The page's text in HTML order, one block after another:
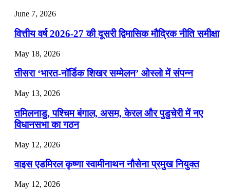
July 25, 2026
📝 डेली करेंट अफेयर्स: 22-24 जुलाई 2026
July 22, 2026
📝 डेली करेंट अफेयर्स: 19-21 जुलाई 2026
July 19, 2026
📝 डेली करेंट अफेयर्स: 16-18 जुलाई 2026
June 7, 2026
वित्तीय वर्ष 2026-27 की दूसरी द्विमासिक मौद्रिक नीति समीक्षा
May 18, 2026
तीसरा ‘भारत-नॉर्डिक शिखर सम्मेलन’ ओस्लो में संपन्न
May 13, 2026
तमिलनाडु, पश्चिम बंगाल, असम, केरल और पुडुचेरी में नए
विधानसभा का गठन
May 12, 2026
वाइस एडमिरल कृष्णा स्वामीनाथन नौसेना प्रमुख नियुक्त
May 12, 2026